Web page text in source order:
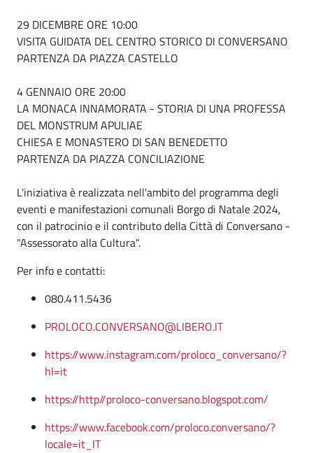
29 DICEMBRE ORE 10:00
VISITA GUIDATA DEL CENTRO STORICO DI CONVERSANO
PARTENZA DA PIAZZA CASTELLO
4 GENNAIO ORE 20:00
LA MONACA INNAMORATA - STORIA DI UNA PROFESSA
DEL MONSTRUM APULIAE
CHIESA E MONASTERO DI SAN BENEDETTO
PARTENZA DA PIAZZA CONCILIAZIONE
L'iniziativa è realizzata nell'ambito del programma degli
eventi e manifestazioni comunali Borgo di Natale 2024,
con il patrocinio e il contributo della Città di Conversano -
"Assessorato alla Cultura".
Per info e contatti:
080.411.5436
PROLOCO.CONVERSANO@LIBERO.IT
https://www.instagram.com/proloco_conversano/?
hl=it
https://http//proloco-conversano.blogspot.com/
https://www.facebook.com/proloco.conversano/?
locale=it_IT